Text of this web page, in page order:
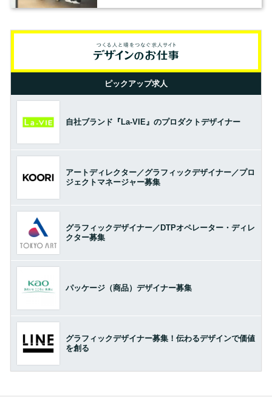
ピックアップ求人
自社ブランド『La-VIE』のプロダクトデザイナー
アートディレクター／グラフィックデザイナー／プロ
ジェクトマネージャー募集
グラフィックデザイナー／DTPオペレーター・ディレ
クター募集
パッケージ（商品）デザイナー募集
グラフィックデザイナー募集！伝わるデザインで価値
を創る